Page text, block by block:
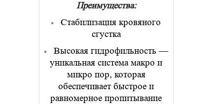
Преимущества:
Стабилизация кровяного
сгустка
Высокая гидрофильность —
уникальная система макро и
микро пор, которая
обеспечивает быстрое и
равномерное пропитывание